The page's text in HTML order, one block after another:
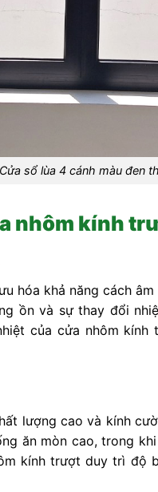
Cửa sổ lùa 4 cánh màu đen
nhôm kính
hóa khả năng cách
ồn và sự thay đổi
của cửa nhôm
lượng cao và kính
ăn mòn cao, trong
kính trượt duy trì độ